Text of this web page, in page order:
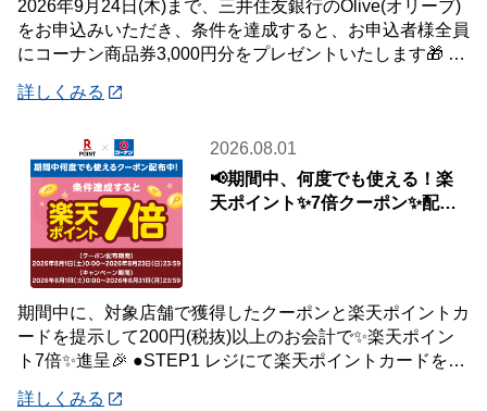
2026年9月24日(木)まで、三井住友銀行のOlive(オリーブ)
をお申込みいただき、条件を達成すると、お申込者様全員
にコーナン商品券3,000円分をプレゼントいたします🎁 詳
詳しくみる
2026.08.01
📢期間中、何度でも使える！楽
天ポイント✨7倍クーポン✨配布
期間中に、対象店舗で獲得したクーポンと楽天ポイントカ
ードを提示して200円(税抜)以上のお会計で✨楽天ポイン
ト7倍✨進呈🎉 ●STEP1 レジにて楽天ポイントカードを提
詳しくみる